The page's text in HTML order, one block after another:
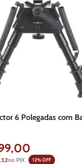
6 Polegadas com
,00
no PIX 12% OFF